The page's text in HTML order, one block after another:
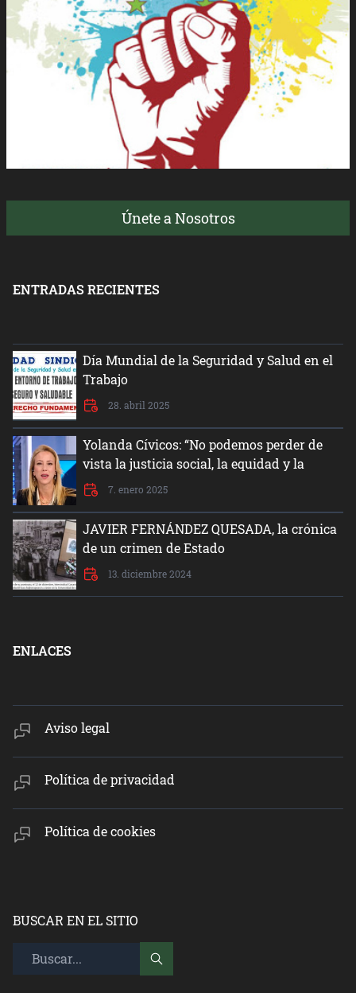
Únete a Nosotros
ENTRADAS RECIENTES
Día Mundial de la Seguridad y Salud en el
Trabajo
28. abril 2025
Yolanda Cívicos: “No podemos perder de
vista la justicia social, la equidad y la
dignidad del ser humano”
7. enero 2025
JAVIER FERNÁNDEZ QUESADA, la crónica
de un crimen de Estado
13. diciembre 2024
ENLACES
Aviso legal
Política de privacidad
Política de cookies
BUSCAR EN EL SITIO